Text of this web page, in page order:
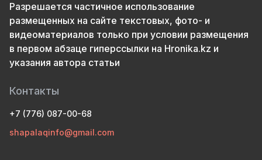
Разрешается частичное использование
размещенных на сайте текстовых, фото- и
видеоматериалов только при условии размещения
в первом абзаце гиперссылки на Hronika.kz и
указания автора статьи
Контакты
+7 (776) 087-00-68
shapalaqinfo@gmail.com